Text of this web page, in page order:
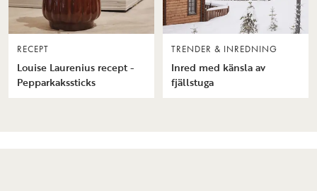
RECEPT
Louise Laurenius recept -
Pepparkakssticks
TRENDER & INREDNING
Inred med känsla av
fjällstuga